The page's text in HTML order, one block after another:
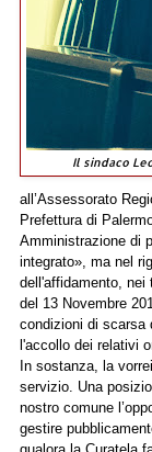
Il sindaco
all’Assessorato
Prefettura di
Amministrazione di
integrato», ma nel
dell'affidamento, nei
del 13 Novembre
condizioni di scarsa
l'accollo dei relativi
In sostanza, la
servizio. Una
nostro comune
gestire